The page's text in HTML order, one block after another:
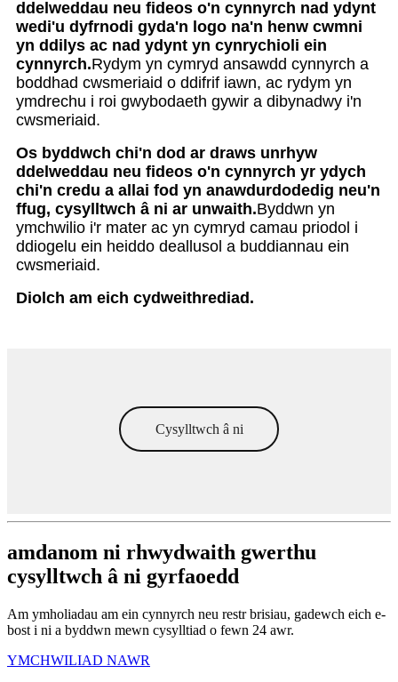
ddelweddau neu fideos o'n cynnyrch nad ydynt
wedi'u dyfrnodi gyda'n logo na'n henw cwmni
yn ddilys ac nad ydynt yn cynrychioli ein
cynnyrch.Rydym yn cymryd ansawdd cynnyrch a
boddhad cwsmeriaid o ddifrif iawn, ac rydym yn
ymdrechu i roi gwybodaeth gywir a dibynadwy i'n
cwsmeriaid.
Os byddwch chi'n dod ar draws unrhyw
ddelweddau neu fideos o'n cynnyrch yr ydych
chi'n credu a allai fod yn anawdurdodedig neu'n
ffug, cysylltwch â ni ar unwaith.Byddwn yn
ymchwilio i'r mater ac yn cymryd camau priodol i
ddiogelu ein heiddo deallusol a buddiannau ein
cwsmeriaid.
Diolch am eich cydweithrediad.
Cysylltwch â ni
amdanom ni rhwydwaith gwerthu
cysylltwch â ni gyrfaoedd
Am ymholiadau am ein cynnyrch neu restr brisiau, gadewch eich e-
bost i ni a byddwn mewn cysylltiad o fewn 24 awr.
YMCHWILIAD NAWR